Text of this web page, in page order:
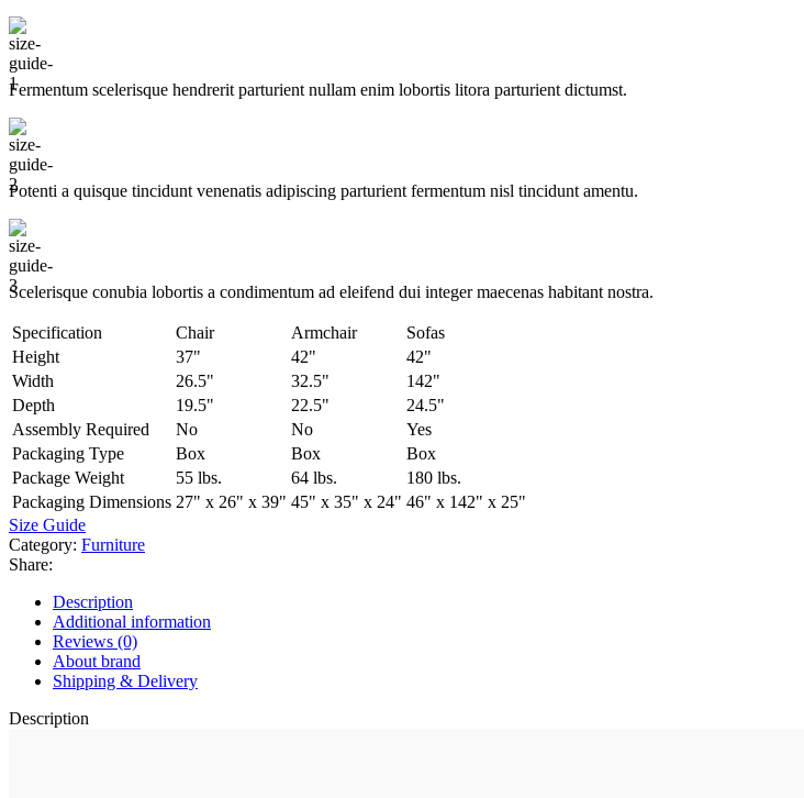
Fermentum scelerisque hendrerit parturient nullam enim lobortis litora parturient dictumst.
Potenti a quisque tincidunt venenatis adipiscing parturient fermentum nisl tinciduntamentu.
Scelerisque conubia lobortis a condimentum ad eleifend dui integer maecenas habitant nostra.
Specification Chair Armchair
Sofas
Height
37" 42"
42"
Width
26.5" 32.5"
142"
Depth
19.5" 22.5"
24.5"
Assembly Required
No No
Yes
Packaging Type
Box Box
Box
Package Weight
55 lbs. 64 lbs.
180 lbs.
Packaging Dimensions 27" x 26" x 39" 45" x 35" x 24" 46" x 142" x 25"
Size Guide
Category: Furniture
Share:
Description
Additional information
Reviews (0)
About brand
Shipping & Delivery
Description